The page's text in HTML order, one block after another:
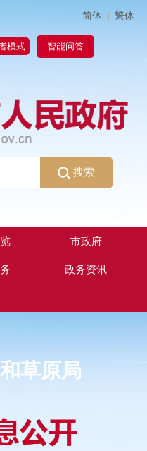
简体 | 繁体
模式 智能问答
搜索
市政府
政务资讯
草原局